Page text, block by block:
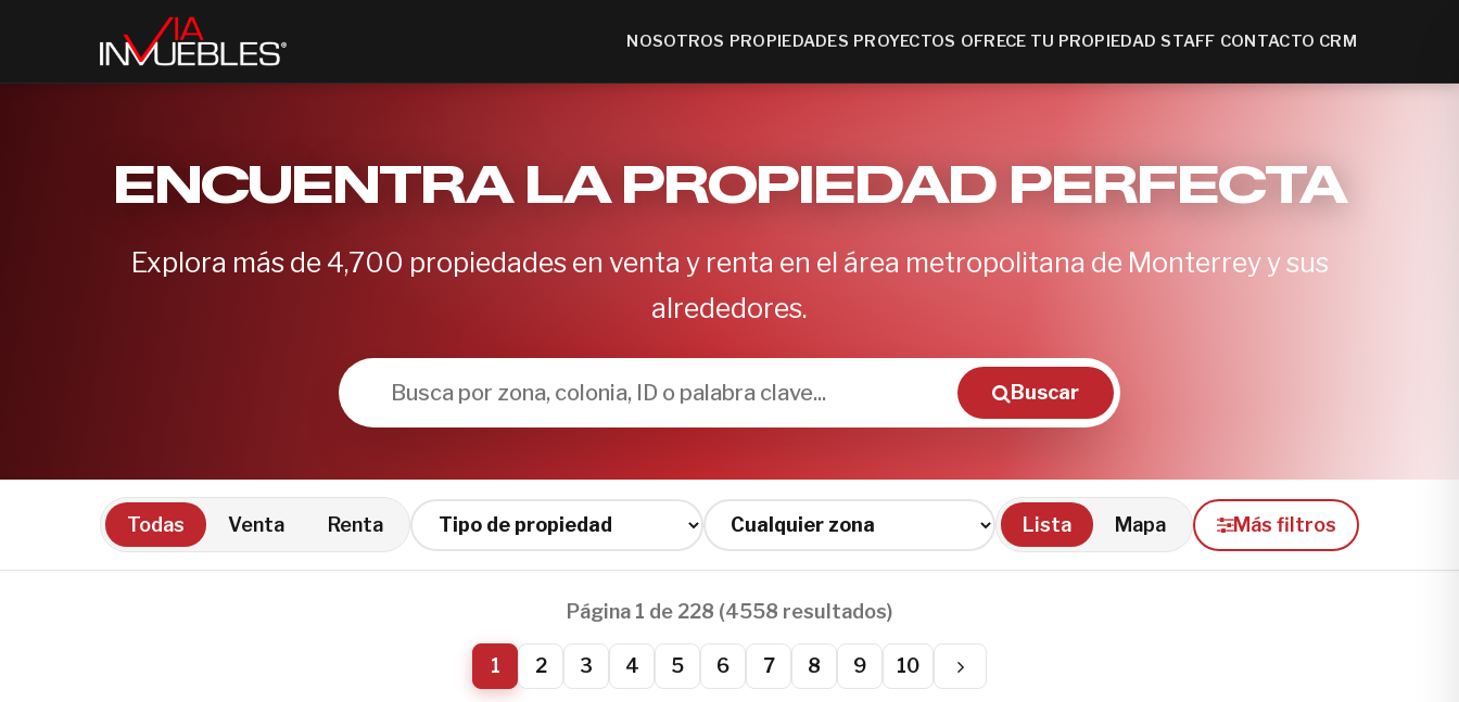
NOSOTROS PROPIEDADES PROYECTOS OFRECE TU PROPIEDAD STAFF CONTACTO CRM
ENCUENTRA LA PROPIEDAD PERFECTA
Explora más de 4,700 propiedades en venta y renta en el área metropolitana de Monterrey y sus
alrededores.
Buscar
Todas Venta Renta Lista Mapa Más filtros
Página 1 de 228 (4558 resultados)
1 2 3 4 5 6 7 8 9 10